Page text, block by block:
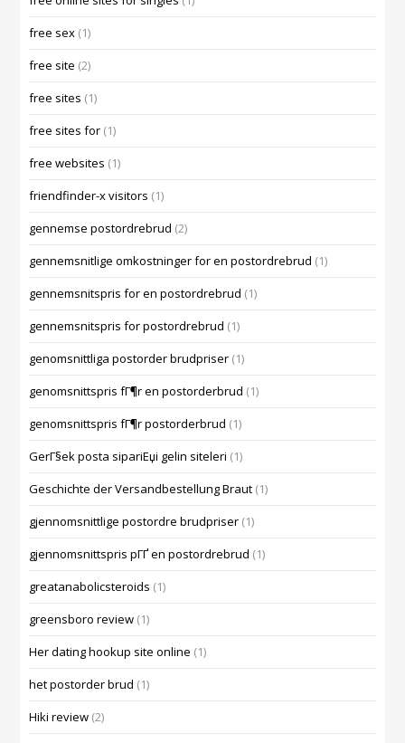
free sex (1)
free site (2)
free sites (1)
free sites for (1)
free websites (1)
friendfinder-x visitors (1)
gennemse postordrebrud (2)
gennemsnitlige omkostninger for en postordrebrud (1)
gennemsnitspris for en postordrebrud (1)
gennemsnitspris for postordrebrud (1)
genomsnittliga postorder brudpriser (1)
genomsnittspris fГ¶r en postorderbrud (1)
genomsnittspris fГ¶r postorderbrud (1)
GerГ§ek posta sipariЕџi gelin siteleri (1)
Geschichte der Versandbestellung Braut (1)
gjennomsnittlige postordre brudpriser (1)
gjennomsnittspris pГҐ en postordrebrud (1)
greatanabolicsteroids (1)
greensboro review (1)
Her dating hookup site online (1)
het postorder brud (1)
Hiki review (2)